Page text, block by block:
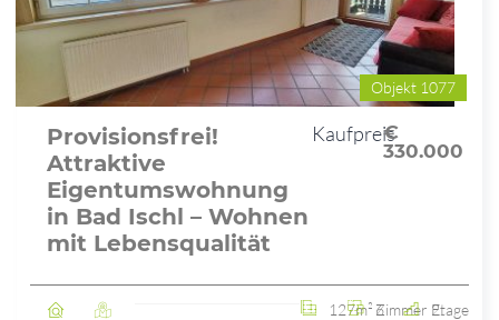
Objekt 1077
Provisionsfrei!
Attraktive
Eigentumswohnung
in Bad Ischl – Wohnen
mit Lebensqualität
Kaufpreis
€
330.000
127m² 6 Zimmer 2. Etage